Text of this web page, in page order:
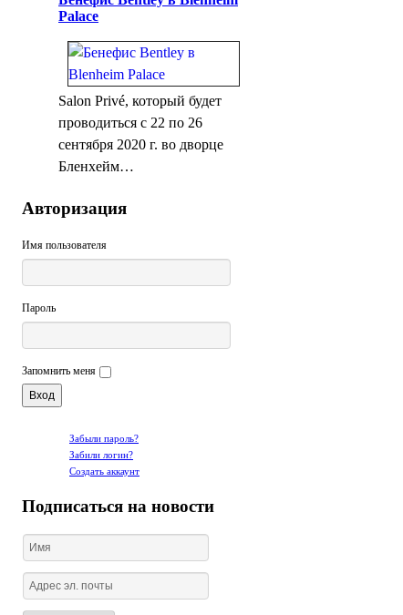
Palace
Salon Privé, который будет
проводиться с 22 по 26
сентября 2020 г. во дворце
Бленхейм…
Авторизация
Имя пользователя
Пароль
Запомнить меня
Забыли пароль?
Забили логин?
Создать аккаунт
Подписаться на новости